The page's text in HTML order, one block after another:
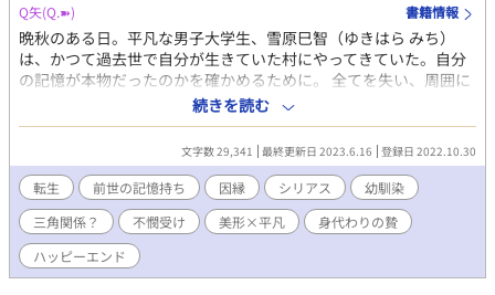
Q矢(Q.➽) 書籍情報
晩秋のある日。平凡な男子大学生、雪原巳智（ゆきはら みち）
は、かつて過去世で自分が生きていた村にやってきていた。自分
の記憶が本物だったのかを確かめるために。 全てを失い、周囲に
裏切られ、架橋工事の人柱として水神への供物にされた過去を持
つ"弥音（あまね）"の記憶を持つ巳智。 今では平穏な人生を送っ
ているのに、記憶があるばかりに人を信じる事ができない。そん
な巳智の傍には、幼い頃から弥音を支える幼馴染みの折原守人
（おりはら もりと）が何時も寄り添っていた。 守人と村を訪れた
後も、長年の葛藤に心の整理が付けられないまま日々を送る巳智
の前に、伊澄 氷魚（いすみ ひお）という青年が現れる。彼は事あ
る毎に巳智に接近し、好意を伝えてくるのだが…。 弥音を哀れん
だ水神（龍神）と、過去世で一夜を共にした初恋の相手。 神と人
続きを読む
文字数 29,341 最終更新日 2023.6.16 登録日 2022.10.30
転生 前世の記憶持ち 因縁 シリアス
幼馴染
三角関係？
不憫受け 美形×平凡
身代わりの贄
ハッピーエンド